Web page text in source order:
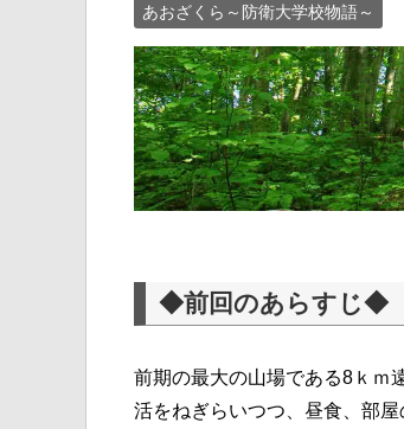
あおざくら～防衛大学校物語～
◆前回のあらすじ◆
前期の最大の山場である8ｋｍ
活をねぎらいつつ、昼食、部